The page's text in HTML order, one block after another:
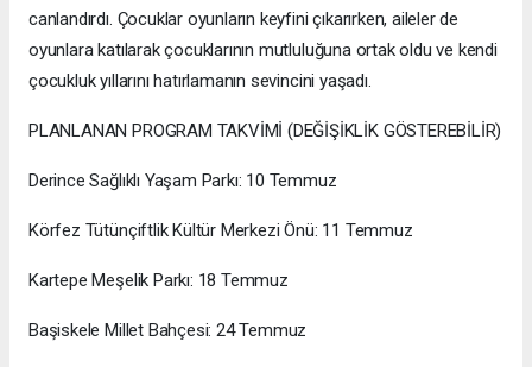
canlandırdı. Çocuklar oyunların keyfini çıkarırken, aileler de
oyunlara katılarak çocuklarının mutluluğuna ortak oldu ve kendi
çocukluk yıllarını hatırlamanın sevincini yaşadı.
PLANLANAN PROGRAM TAKVİMİ (DEĞİŞİKLİK GÖSTEREBİLİR)
Derince Sağlıklı Yaşam Parkı: 10 Temmuz
Körfez Tütünçiftlik Kültür Merkezi Önü: 11 Temmuz
Kartepe Meşelik Parkı: 18 Temmuz
Başiskele Millet Bahçesi: 24 Temmuz